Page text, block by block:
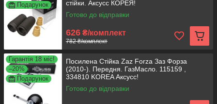
Подарунок
стійки. Аксусс КОРЕЯ!
Готово до відправки
626 ₴/комплект
782 ₴/комплект
Гарантія 18 міс!
–20%
Подарунок
Посилена Стійка Zaz Forza Заз Форза
(2010-). Передня. ГазМасло. 115159 ,
334810 KOREA Аксусс!
Готово до відправки